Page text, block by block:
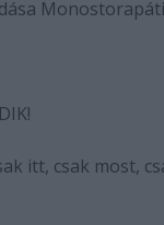
itt, csak most,